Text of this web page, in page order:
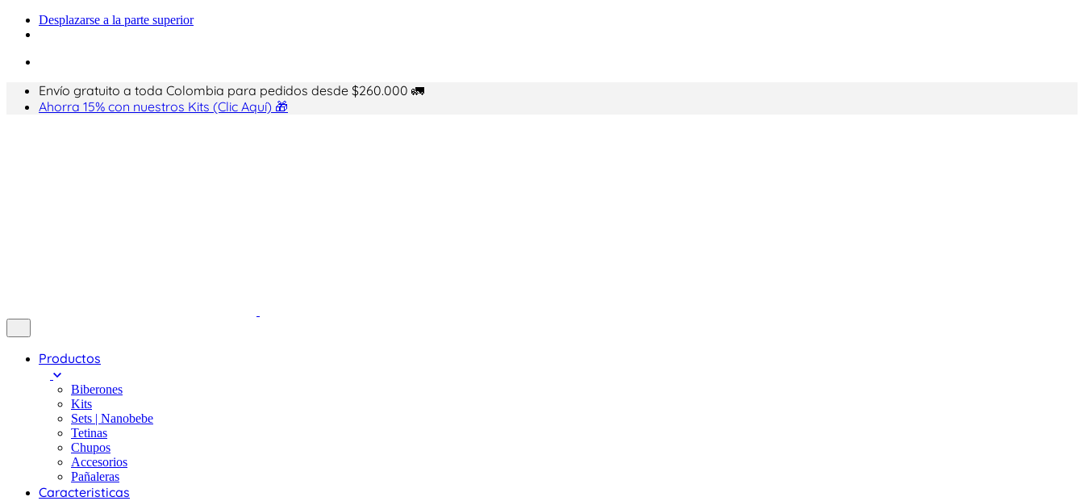
Desplazarse a la parte superior
Envío gratuito a toda Colombia para pedidos desde $260.000 🚛
Ahorra 15% con nuestros Kits (Clic Aquí) 🎁
Productos
Biberones
Kits
Sets | Nanobebe
Tetinas
Chupos
Accesorios
Pañaleras
Caracteristicas